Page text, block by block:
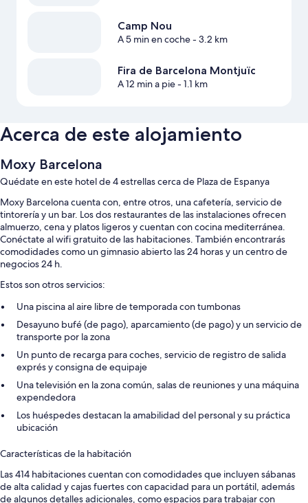
Camp Nou
A 5 min en coche- 3.2 km
Fira de Barcelona Montjuïc
A 12 min a pie- 1.1 km
Acerca de este alojamiento
Moxy Barcelona
Quédate en este hotel de 4 estrellas cerca de Plaza de Espanya
Moxy Barcelona cuenta con, entre otros, una cafetería, servicio de
tintorería y un bar. Los dos restaurantes de las instalaciones ofrecen
almuerzo, cena y platos ligeros y cuentan con cocina mediterránea.
Conéctate al wifi gratuito de las habitaciones. También encontrarás
comodidades como un gimnasio abierto las 24 horas y un centro de
negocios 24 h.
Estos son otros servicios:
Una piscina al aire libre de temporada con tumbonas
Desayuno bufé (de pago), aparcamiento (de pago) y un servicio de
transporte por la zona
Un punto de recarga para coches, servicio de registro de salida
exprés y consigna de equipaje
Una televisión en la zona común, salas de reuniones y una máquina
expendedora
Los huéspedes destacan la amabilidad del personal y su práctica
ubicación
Características de la habitación
Las 414 habitaciones cuentan con comodidades que incluyen sábanas
de alta calidad y cajas fuertes con capacidad para un portátil, además
de algunos detalles adicionales, como espacios para trabajar con